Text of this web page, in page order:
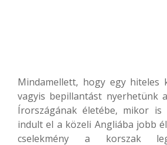
Mindamellett, hogy egy hiteles
vagyis bepillantást nyerhetünk
Írországának életébe, mikor is
indult el a közeli Angliába jobb
cselekmény a korszak